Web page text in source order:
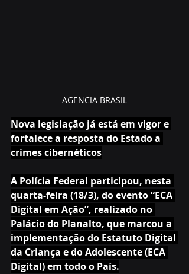
AGENCIA BRASIL
Nova legislação já está em vigor e
fortalece a resposta do Estado a
crimes cibernéticos
A Polícia Federal participou, nesta
quarta-feira (18/3), do evento “ECA
Digital em Ação”, realizado no
Palácio do Planalto, que marcou a
implementação do Estatuto Digital
da Criança e do Adolescente (ECA
Digital) em todo o País.